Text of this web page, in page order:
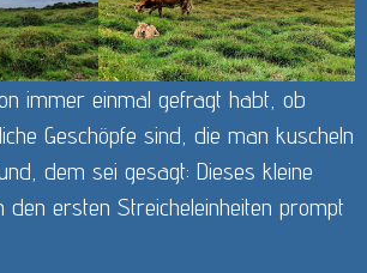
immer einmal gefragt habt, ob
Geschöpfe sind, die man kuscheln
dem sei gesagt: Dieses kleine
den ersten Streicheleinheiten prompt